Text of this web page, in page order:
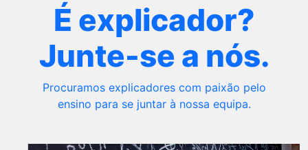
É explicador?
Junte-se a nós.
Procuramos explicadores com paixão pelo
ensino para se juntar à nossa equipa.